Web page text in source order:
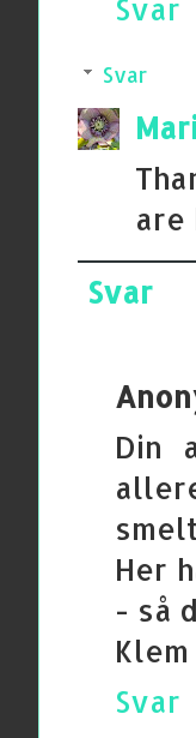
Svar
Svar
are
Svar
Din
Her
- så
Svar